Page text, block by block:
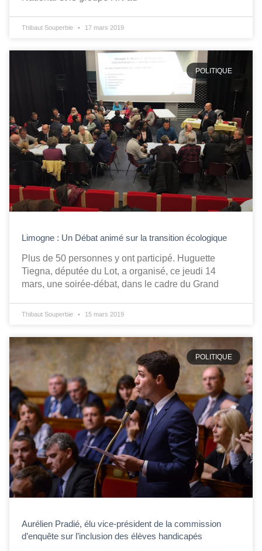
Thibaut Souperbie 17 mars 2019
POLITIQUE
Limogne : Un Débat animé sur la transition écologique
Plus de 50 personnes y ont participé. Huguette
Tiegna, députée du Lot, a organisé, ce jeudi 14
mars, une soirée-débat, dans le cadre du Grand
Thibaut Souperbie 15 mars 2019
POLITIQUE
Aurélien Pradié, élu vice-président de la commission
d’enquête sur l’inclusion des élèves handicapés